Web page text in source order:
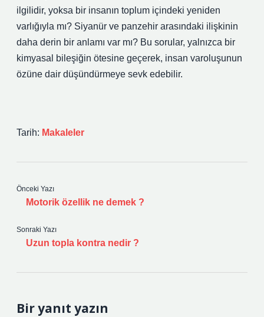
ilgilidir, yoksa bir insanın toplum içindeki yeniden
varlığıyla mı? Siyanür ve panzehir arasındaki ilişkinin
daha derin bir anlamı var mı? Bu sorular, yalnızca bir
kimyasal bileşiğin ötesine geçerek, insan varoluşunun
özüne dair düşündürmeye sevk edebilir.
Tarih: Makaleler
Önceki Yazı
Motorik özellik ne demek ?
Sonraki Yazı
Uzun topla kontra nedir ?
Bir yanıt yazın